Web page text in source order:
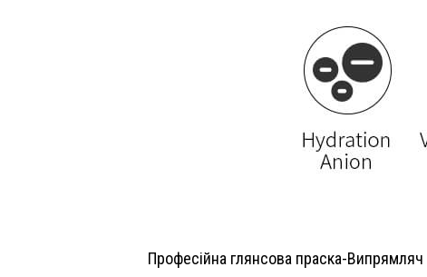
Професійна глянсова праска-Випрямляч